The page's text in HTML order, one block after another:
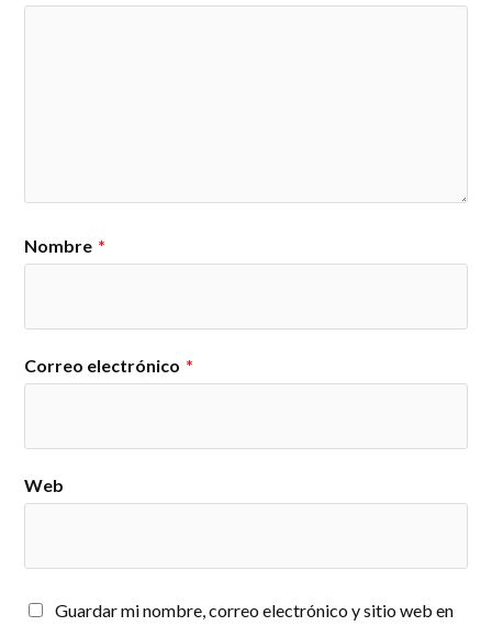
Nombre *
Correo electrónico *
Web
Guardar mi nombre, correo electrónico y sitio web en